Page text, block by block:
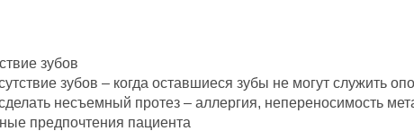
зубов
зубов – когда оставшиеся зубы не могут служить
несъемный протез – аллергия, непереносимость
предпочтения пациента